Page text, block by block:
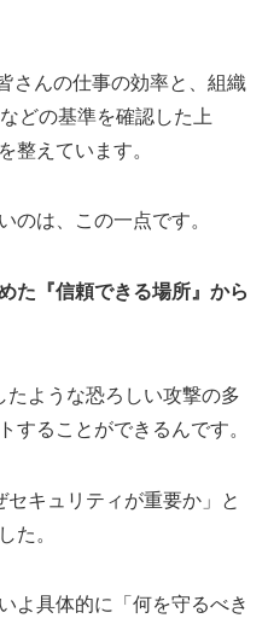
さんの仕事の効率と、組織
どの基準を確認した上
整えています。
のは、この一点です。
た『信頼できる場所』から
たような恐ろしい攻撃の多
することができるんです。
キュリティが重要か」と
た。
よ具体的に「何を守るべき